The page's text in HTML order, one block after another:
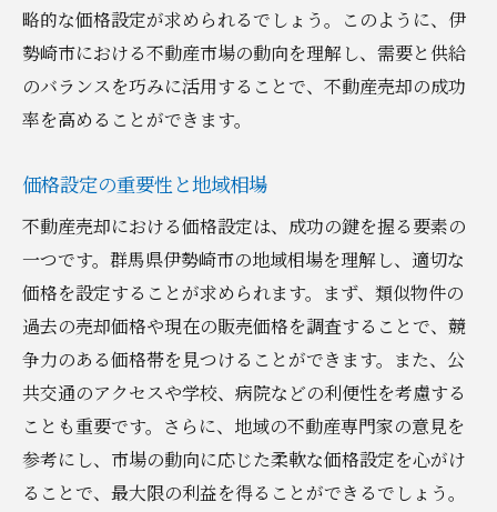
略的な価格設定が求められるでしょう。このように、伊
勢崎市における不動産市場の動向を理解し、需要と供給
のバランスを巧みに活用することで、不動産売却の成功
率を高めることができます。
価格設定の重要性と地域相場
不動産売却における価格設定は、成功の鍵を握る要素の
一つです。群馬県伊勢崎市の地域相場を理解し、適切な
価格を設定することが求められます。まず、類似物件の
過去の売却価格や現在の販売価格を調査することで、競
争力のある価格帯を見つけることができます。また、公
共交通のアクセスや学校、病院などの利便性を考慮する
ことも重要です。さらに、地域の不動産専門家の意見を
参考にし、市場の動向に応じた柔軟な価格設定を心がけ
ることで、最大限の利益を得ることができるでしょう。